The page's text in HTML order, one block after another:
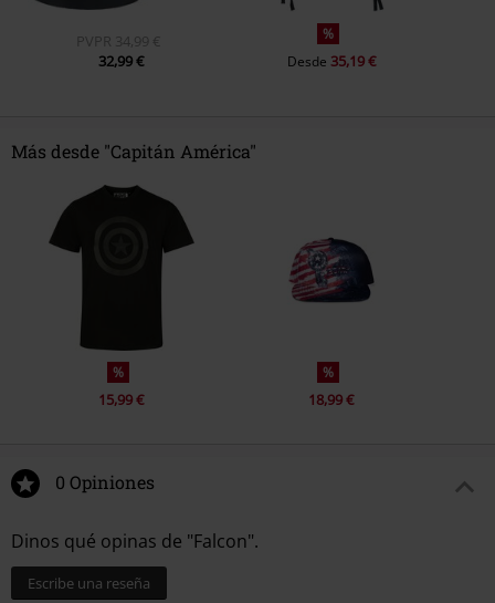
PVPR 34,99 €
32,99 €
%
Desde 35,19 €
Más desde "Capitán América"
%
15,99 €
%
18,99 €
0 Opiniones
Dinos qué opinas de "Falcon".
Escribe una reseña